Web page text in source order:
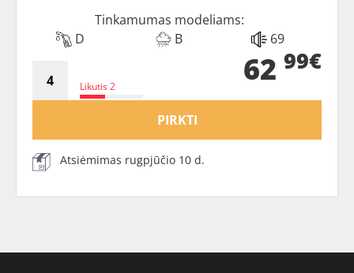
Tinkamumas modeliams:
D
B 69
Likutis 2 62 99€
PIRKTI
Atsiėmimas rugpjūčio 10 d.